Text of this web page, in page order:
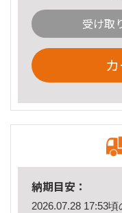
受け取
納期目安：
2026.07.28 17:53頃